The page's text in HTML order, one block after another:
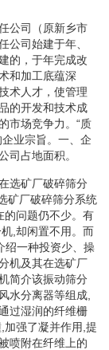
公司（原新乡市
公司始建于年、
的，于年完成改
和加工底蕴深
术人才，使管理
的开发和技术成
市场竞争力。“质
业宗旨。一、企
司占地面积。
选矿厂破碎筛分
矿厂破碎筛分系统
的问题仍不少。有
,却闲置不用。而
绍一种投资少、操
机及其在选矿厂
简介该振动筛分
水分离器等组成,
过湿润的纤维栅
加强了凝并作用,提
喷附在纤维上的